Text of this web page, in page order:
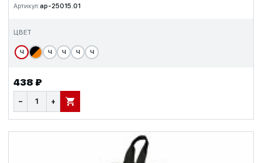
Артикул:ap-25015.01
ЦВЕТ
Ч Ч Ч Ч Ч
438 ₽
− + В КОРЗИНУ